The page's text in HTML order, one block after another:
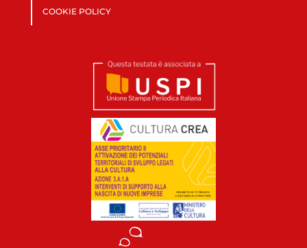
COOKIE POLICY